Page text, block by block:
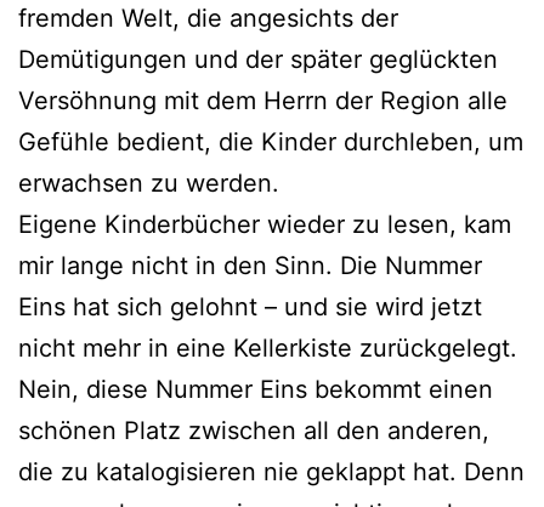
fremden Welt, die angesichts der
Demütigungen und der später geglückten
Versöhnung mit dem Herrn der Region alle
Gefühle bedient, die Kinder durchleben, um
erwachsen zu werden.
Eigene Kinderbücher wieder zu lesen, kam
mir lange nicht in den Sinn. Die Nummer
Eins hat sich gelohnt – und sie wird jetzt
nicht mehr in eine Kellerkiste zurückgelegt.
Nein, diese Nummer Eins bekommt einen
schönen Platz zwischen all den anderen,
die zu katalogisieren nie geklappt hat. Denn